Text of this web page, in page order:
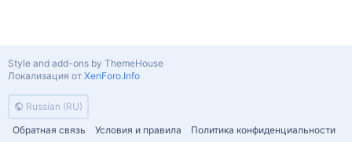
Russian (RU)
Обратная связь
Условия и правила Политика конфиденциальности
Style and add-ons by ThemeHouse
Локализация от XenForo.Info